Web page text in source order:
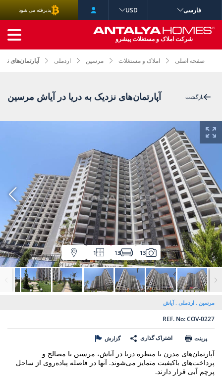
صفحه اصلی املاک و مستغلات مرسین اردملی آپارتمان‌های
بازگشت آپارتمان‌های نزدیک به دریا در آیاش مرسین
13
13
1
مرسین اردملی آیاش
REF. No: COV-0227
پرینت اشتراک گذاری گزارش
آپارتمان‌های مدرن با منظره دریا در آیاش، مرسین با مصالح و
پرداخت‌های باکیفیت متمایز می‌شوند. آنها در فاصله پیاده‌روی از ساحل
پرچم آبی قرار دارند.
فارسی USD پذیرفته می شود
شرکت املاک و مستغلات پیشرو
جستجوی پیشرفته